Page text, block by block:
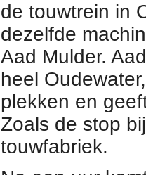
de touwtrein in
dezelfde
Aad Mulder.
heel
plekken en
Zoals de stop
touwfabriek.